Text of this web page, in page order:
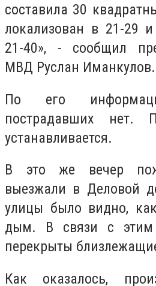
составила 30
локализован в 21-29
21-40», - сообщил
МВД Руслан Иманкулов.
По его
пострадавших нет.
устанавливается.
В это же вечер
выезжали в Деловой
улицы было видно,
дым. В связи с этим
перекрыты
Как оказалось,